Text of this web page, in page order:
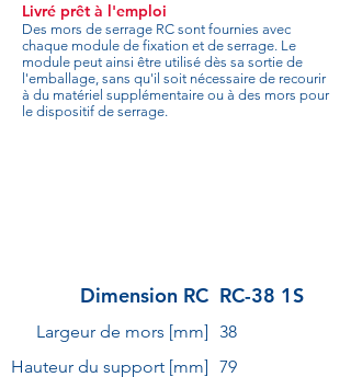
Livré prêt à l'emploi
Des mors de serrage RC sont fournies avec
chaque module de fixation et de serrage. Le
module peut ainsi être utilisé dès sa sortie de
l'emballage, sans qu'il soit nécessaire de recourir
à du matériel supplémentaire ou à des mors pour
le dispositif de serrage.
Dimension RC RC-38 1S
Largeur de mors [mm] 38
Hauteur du support [mm] 79